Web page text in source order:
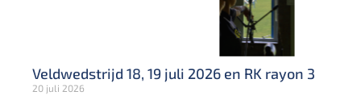
Veldwedstrijd 18, 19 juli 2026 en RK rayon 3
20 juli 2026